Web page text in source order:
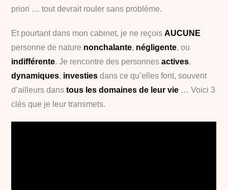
priori … tout devrait rouler sans problème.
Et pourtant dans mon cabinet, je ne reçoisAUCUNE
personne de nature nonchalante, négligente, ou
indifférente. Je rencontre des personnes actives,
dynamiques, investies dans ce qu’elles font, souvent
d’ailleurs danstous les domaines de leur vie … Voici 3
clés que je leur transmets.